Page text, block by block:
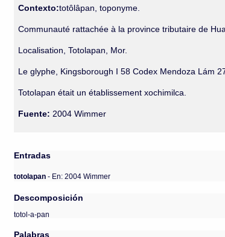
Contexto:totôlâpan, toponyme.
Communauté rattachée à la province tributaire de
Localisation, Totolapan, Mor.
Le glyphe, Kingsborough I 58 Codex Mendoza Lám
Totolapan était un établissement xochimilca.
Fuente: 2004 Wimmer
Entradas
totolapan- En: 2004 Wimmer
Descomposición
totol-a-pan
Palabras